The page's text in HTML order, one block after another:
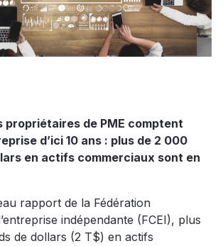
propriétaires de PME comptent
d’ici 10 ans : plus de 2 000
en actifs commerciaux sont en
rapport de la Fédération
indépendante (FCEI), plus
de dollars (2 T$) en actifs